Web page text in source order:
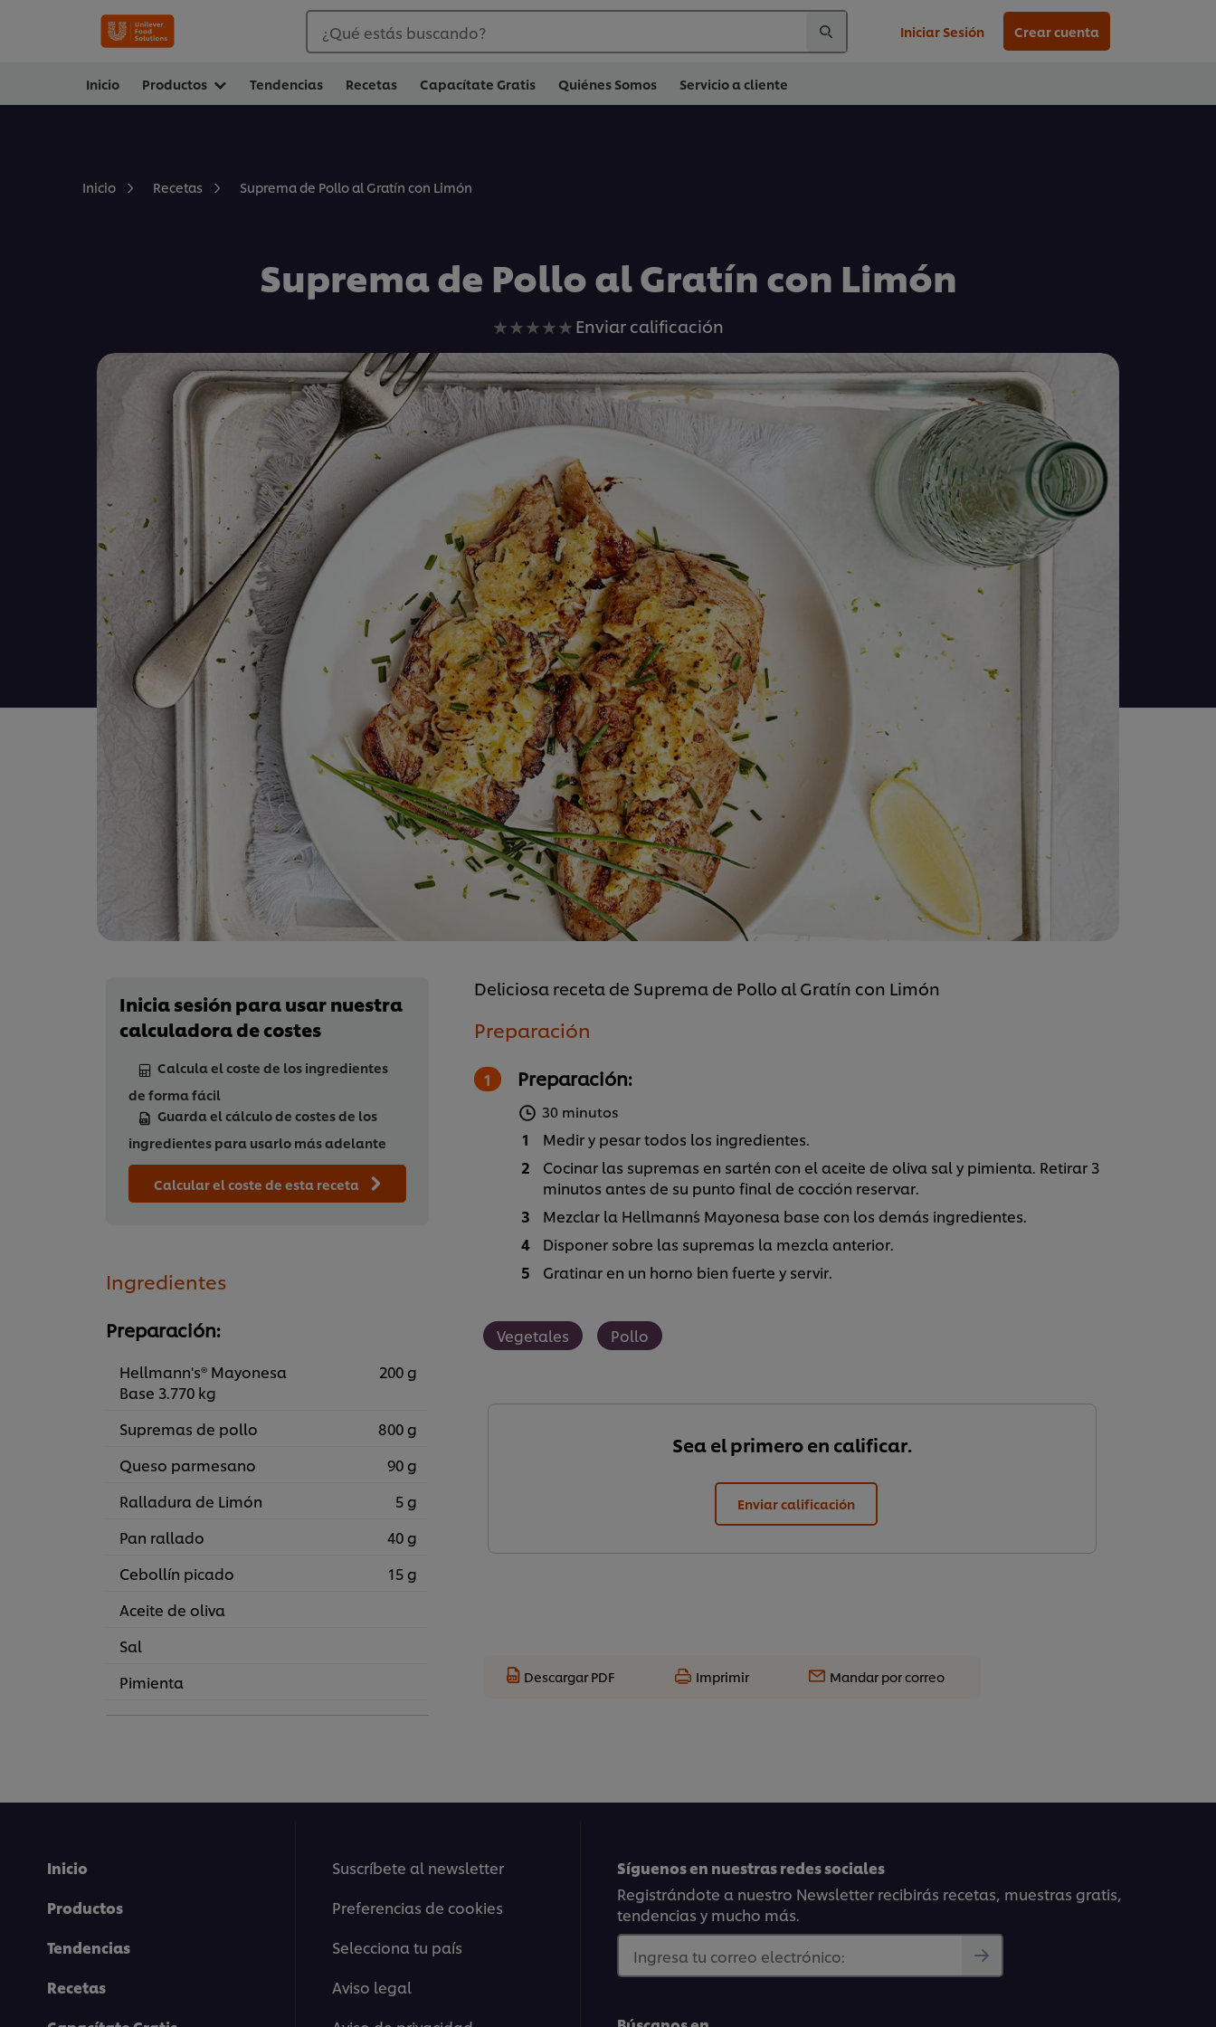
¿Qué estás buscando? Iniciar Sesión Crear cuenta
Inicio Productos Tendencias Recetas Capacítate Gratis Quiénes Somos Servicio a cliente
Inicio Recetas Suprema de Pollo al Gratín con Limón
Suprema de Pollo al Gratín con Limón
No
se
han
enviado
calificaciones
para
este
recipe
Enviar calificación
Inicia sesión para usar nuestra
calculadora de costes
Calcula el coste de los ingredientes
de forma fácil
Guarda el cálculo de costes de los
ingredientes para usarlo más adelante
Calcular el coste de esta receta
Ingredientes
Preparación:
Hellmann's® Mayonesa
Base 3.770 kg
200 g
Supremas de pollo
800 g
Queso parmesano
90 g
Ralladura de Limón
5 g
Pan rallado
40 g
Cebollín picado
15 g
Aceite de oliva
Sal
Pimienta
Deliciosa receta de Suprema de Pollo al Gratín con Limón
Preparación
Preparación:
30 minutos
Medir y pesar todos los ingredientes.
Cocinar las supremas en sartén con el aceite de oliva sal y pimienta. Retirar 3
minutos antes de su punto final de cocción reservar.
Mezclar la Hellmann´s Mayonesa base con los demás ingredientes.
Disponer sobre las supremas la mezcla anterior.
Gratinar en un horno bien fuerte y servir.
Vegetales Pollo
Sea el primero en calificar.
Enviar calificación
Descargar PDF Imprimir Mandar por correo
Inicio
Productos
Tendencias
Recetas
Suscríbete al newsletter
Preferencias de cookies
Selecciona tu país
Aviso legal
Síguenos en nuestras redes sociales
Registrándote a nuestro Newsletter recibirás recetas, muestras gratis,
tendencias y mucho más.
Ingresa tu correo electrónico: